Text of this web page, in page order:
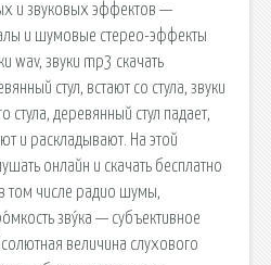
и звуковых эффектов —
и шумовые стерео-эффекты
wav, звуки mp3 скачать
стул, встают со стула, звуки
деревянный стул падает,
и раскладывают. На этой
онлайн и скачать бесплатно
том числе радио шумы,
зву́ка — субъективное
величина слухового